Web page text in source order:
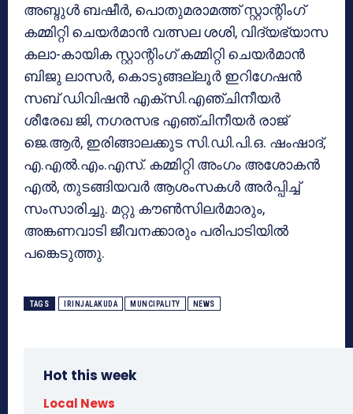
അബ്ദുള്‍ ബഷീര്‍, പൊതുമരാമത്ത് സ്റ്റാന്റിംഗ്
കമ്മിറ്റി ചെയര്‍മാന്‍ വത്സല ശശി, വിദ്യഭ്യാസ
കലാ-കായിക സ്റ്റാന്റിംഗ് കമ്മിറ്റി ചെയര്‍മാന്‍
ബിജു ലാസര്‍, കൊടുങ്ങല്ലൂര്‍ ഇറിഗേഷന്‍
സബ് ഡിവിഷന്‍ എക്‌സി.എഞ്ചിനീയര്‍
ശീരേഖ ജി, നഗരസഭ എഞ്ചിനീയര്‍ രാജ്
ജെ.ആര്‍, ഇരിങ്ങാലക്കുട സി.ഡി.പി.ഒ. ഷംഷാദ്,
എ.എല്‍.എം.എസ്. കമ്മിറ്റി അംഗം അശോകന്‍
എല്‍, തുടങ്ങിയവര്‍ ആശംസകള്‍ അര്‍പ്പിച്ച്
സംസാരിച്ചു. മറ്റു കൗണ്‍സിലര്‍മാരും,
അങ്കണവാടി ജീവനക്കാരും പരിപാടിയില്‍
പങ്കെടുത്തു.
TAGS IRINJALAKUDA MUNCIPALITY NEWS
Hot this week
Local News